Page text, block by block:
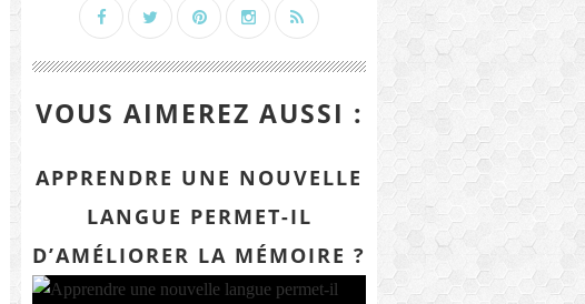
VOUS AIMEREZ AUSSI :
APPRENDRE UNE NOUVELLE
LANGUE PERMET-IL
D’AMÉLIORER LA MÉMOIRE ?